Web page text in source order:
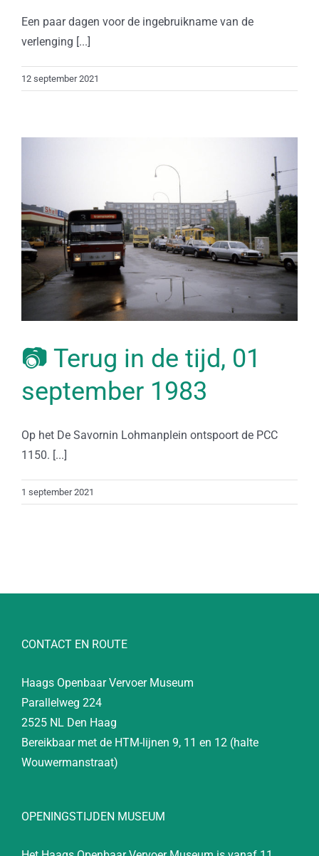
Een paar dagen voor de ingebruikname van de
verlenging [...]
12 september 2021
📷 Terug in de tijd, 01
september 1983
Op het De Savornin Lohmanplein ontspoort de PCC
1150. [...]
1 september 2021
CONTACT EN ROUTE
Haags Openbaar Vervoer Museum
Parallelweg 224
2525 NL Den Haag
Bereikbaar met de HTM-lijnen 9, 11 en 12 (halte
Wouwermanstraat)
OPENINGSTIJDEN MUSEUM